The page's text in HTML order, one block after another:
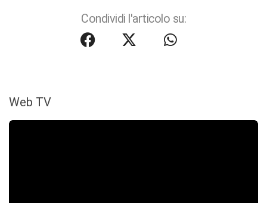
Condividi l'articolo su:
Web TV